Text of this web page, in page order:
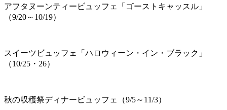
アフタヌーンティービュッフェ「ゴーストキャッスル」
（9/20～10/19）
スイーツビュッフェ「ハロウィーン・イン・ブラック」
（10/25・26）
秋の収穫祭ディナービュッフェ（9/5～11/3）